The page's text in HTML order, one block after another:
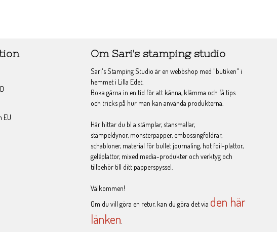
EU
Om Sari's stamping studio
Sari's Stamping Studio är en webbshop med "butiken" i
hemmet i Lilla Edet.
Boka gärna in en tid för att känna, klämma och få tips
och tricks på hur man kan använda produkterna.
Här hittar du bl a stämplar, stansmallar,
stämpeldynor, mönsterpapper, embossingfoldrar,
schabloner, material för bullet journaling, hot foil-plattor,
geléplattor, mixed media-produkter och verktyg och
tillbehör till ditt papperspyssel.
Välkommen!
Om du vill göra en retur, kan du göra det via den här
länken